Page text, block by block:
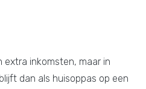
extra inkomsten, maar in
dan als huisoppas op een